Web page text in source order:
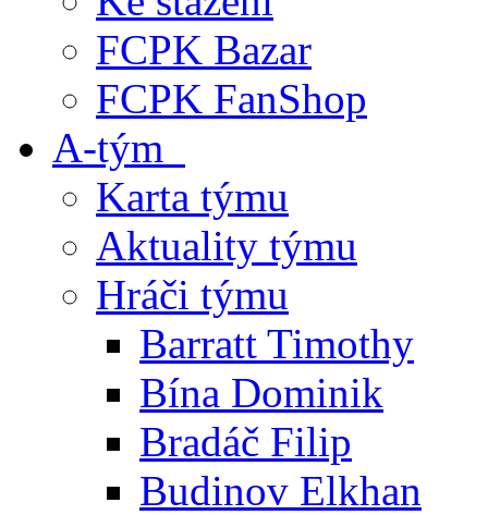
FCPK Bazar
FCPK FanShop
A-tým
Karta týmu
Aktuality týmu
Hráči týmu
Barratt Timothy
Bína Dominik
Bradáč Filip
Budinov Elkhan